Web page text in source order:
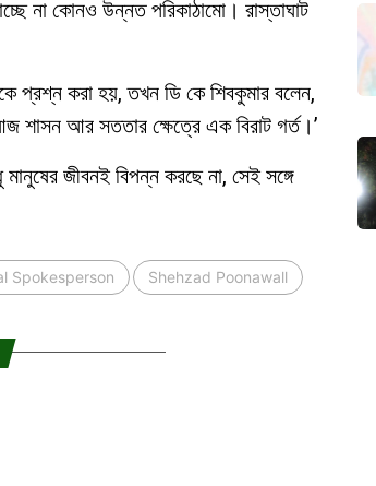
না কোনও উন্নত পরিকাঠামো। রাস্তাঘাট
প্রশ্ন করা হয়, তখন ডি কে শিবকুমার বলেন,
শাসন আর সততার ক্ষেত্রে এক বিরাট গর্ত।’
জীবনই বিপন্ন করছে না, সেই সঙ্গে
Spokesperson Shehzad Poonawall